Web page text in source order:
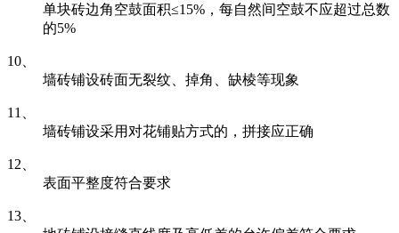
单块砖边角空鼓面积≤15%，每自然间空鼓不应超过总数
的5%
10、
墙砖铺设砖面无裂纹、掉角、缺棱等现象
11、
墙砖铺设采用对花铺贴方式的，拼接应正确
12、
表面平整度符合要求
13、